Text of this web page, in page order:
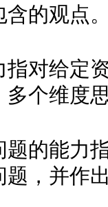
含的观点
给定资
多个维度
能力指
，并作